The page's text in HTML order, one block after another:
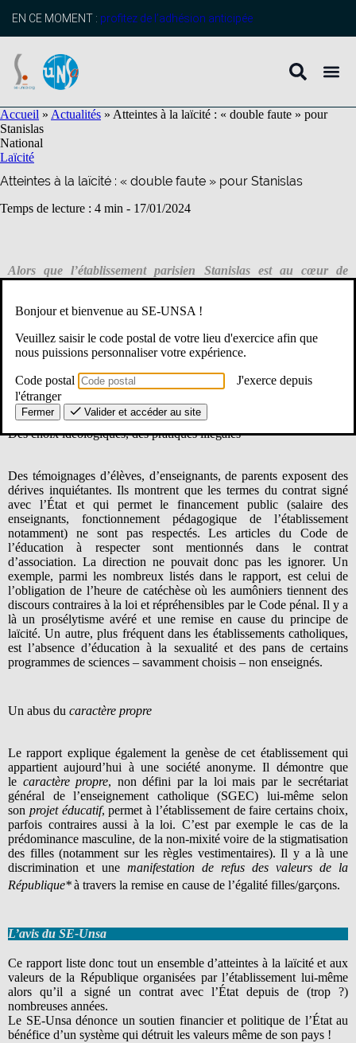
principal
EN CE MOMENT : profitez de l’adhésion anticipée
Accueil » Actualités » Atteintes à la laïcité : « double faute » pour
Stanislas
National
Laïcité
Atteintes à la laïcité : « double faute » pour Stanislas
Temps de lecture : 4 min - 17/01/2024
Alors que l’établissement parisien Stanislas est au cœur de
l’actualité, Médiapart a obtenu le rapport de l’Inspection générale
ministre Attal. C’était le ministre Ndiaye qui avait diligenté
témoignages de parents mettant en cause l’établissement privé
sous contrat. Ce rapport d’une trentaine de pages est accablant. Il
expose un système scolaire établi à l’encontre du principe de
laïcité. Face à l’illégalité, le SE-Unsa exige des sanctions !
Des choix idéologiques, des pratiques illégales
Des témoignages d’élèves, d’enseignants, de parents exposent des
dérives inquiétantes. Ils montrent que les termes du contrat signé
avec l’État et qui permet le financement public (salaire des
enseignants, fonctionnement pédagogique de l’établissement
notamment) ne sont pas respectés. Les articles du Code de
l’éducation à respecter sont mentionnés dans le contrat
d’association. La direction ne pouvait donc pas les ignorer. Un
exemple, parmi les nombreux listés dans le rapport, est celui de
l’obligation de l’heure de catéchèse où les aumôniers tiennent des
discours contraires à la loi et répréhensibles par le Code pénal. Il y a
là un prosélytisme avéré et une remise en cause du principe de
laïcité. Un autre, plus fréquent dans les établissements catholiques,
est l’absence d’éducation à la sexualité et des pans de certains
programmes de sciences – savamment choisis – non enseignés.
Un abus du caractère propre
Le rapport explique également la genèse de cet établissement qui
appartient aujourd’hui à une société anonyme. Il démontre que
le caractère propre, non défini par la loi mais par le secrétariat
général de l’enseignement catholique (SGEC) lui-même selon
son projet éducatif, permet à l’établissement de faire certains choix,
parfois contraires aussi à la loi. C’est par exemple le cas de la
prédominance masculine, de la non-mixité voire de la stigmatisation
des filles (notamment sur les règles vestimentaires). Il y a là une
discrimination et une manifestation de refus des valeurs de la
République*à travers la remise en cause de l’égalité filles/garçons.
L’avis du SE-Unsa
Ce rapport liste donc tout un ensemble d’atteintes à la laïcité et aux
valeurs de la République organisées par l’établissement lui-même
alors qu’il a signé un contrat avec l’État depuis de (trop ?)
nombreuses années.
Le SE-Unsa dénonce un soutien financier et politique de l’État au
bénéfice d’un système qui détruit les valeurs même de son pays !
Bonjour et bienvenue au SE-UNSA !
Veuillez saisir le code postal de votre lieu d'exercice afin que
nous puissions personnaliser votre expérience.
Code postal
J'exerce depuis
l'étranger
Fermer Valider et accéder au site